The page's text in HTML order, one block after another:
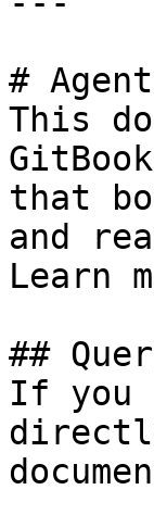
#
This
that
and
Learn
##
If you